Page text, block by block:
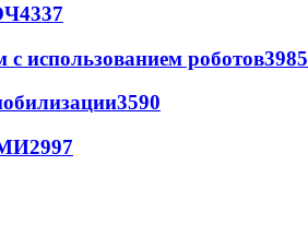
4337
использованием роботов3985
3590
2997